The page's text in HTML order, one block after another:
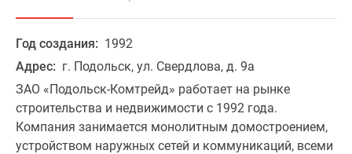
Год создания: 1992
Адрес: г. Подольск, ул. Свердлова, д. 9а
ЗАО «Подольск-Комтрейд» работает на рынке
строительства и недвижимости с 1992 года.
Компания занимается монолитным домостроением,
устройством наружных сетей и коммуникаций, всеми